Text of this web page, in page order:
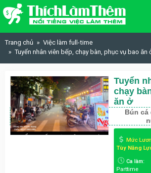
Skip to content
Trang chủ
Việc làm full-time
Tuyển nhân viên bếp, chạy bàn, phục vụ bao ăn
Tuyển
chạy
ăn ở
Bún cá
Mức
Tùy Năng
Ca làm:
Parttime